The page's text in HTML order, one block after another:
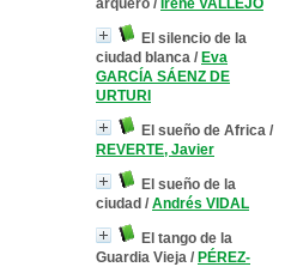
arquero / Irene VALLEJO
El silencio de la
ciudad blanca / Eva
GARCÍA SÁENZ DE
URTURI
El sueño de Africa /
REVERTE, Javier
El sueño de la
ciudad / Andrés VIDAL
El tango de la
Guardia Vieja / PÉREZ-